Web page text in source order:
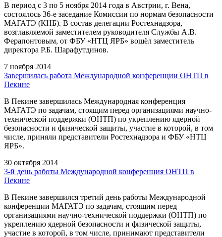
В период с 3 по 5 ноября 2014 года в Австрии, г. Вена,
состоялось 36-е заседание Комиссии по нормам безопасности
МАГАТЭ (КНБ). В состав делегации Ростехнадзора,
возглавляемой заместителем руководителя Службы А.В.
Ферапонтовым, от ФБУ «НТЦ ЯРБ» вошёл заместитель
директора Р.Б. Шарафутдинов.
7 ноября 2014
Завершилась работа Международной конференции ОНТП в
Пекине
В Пекине завершилась Международная конференция
МАГАТЭ по задачам, стоящим перед организациями научно-
технической поддержки (ОНТП) по укреплению ядерной
безопасности и физической защиты, участие в которой, в том
числе, приняли представители Ростехнадзора и ФБУ «НТЦ
ЯРБ».
30 октября 2014
3-й день работы Международной конференция ОНТП в
Пекине
В Пекине завершился третий день работы Международной
конференции МАГАТЭ по задачам, стоящим перед
организациями научно-технической поддержки (ОНТП) по
укреплению ядерной безопасности и физической защиты,
участие в которой, в том числе, принимают представители